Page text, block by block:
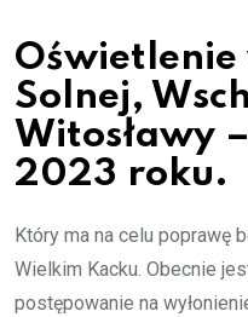
Oświetlenie
Solnej,
Witosławy
2023 roku.
Który ma na celu poprawę
Wielkim Kacku. Obecnie
postępowanie na